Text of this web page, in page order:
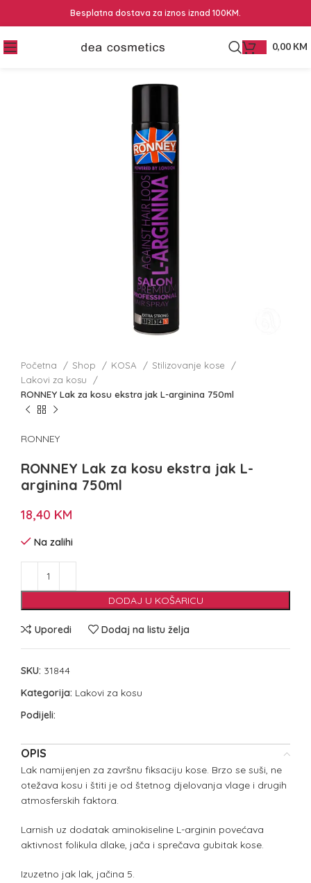
Besplatna dostava za iznos iznad 100KM.
0,00 KM
Početna Shop KOSA
Stilizovanje kose
Lakovi za kosu
RONNEY Lak za kosu ekstra jak L-arginina 750ml
RONNEY
RONNEY Lak za kosu ekstra jak L-
arginina 750ml
18,40 KM
Na zalihi
DODAJ U KOŠARICU
Uporedi Dodaj na listu želja
SKU: 31844
Kategorija: Lakovi za kosu
Podijeli:
OPIS
Lak namijenjen za završnu fiksaciju kose. Brzo se suši, ne
otežava kosu i štiti je od štetnog djelovanja vlage i drugih
atmosferskih faktora.
Larnish uz dodatak aminokiseline L-arginin povećava
aktivnost folikula dlake, jača i sprečava gubitak kose.
Izuzetno jak lak, jačina 5.